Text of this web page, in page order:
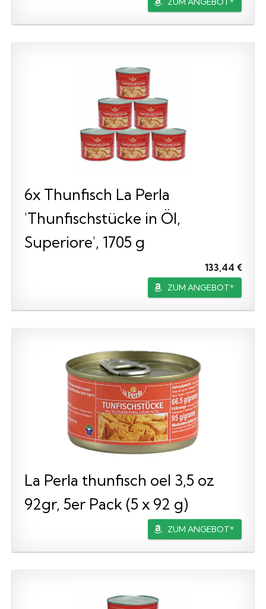
6x Thunfisch La Perla
'Thunfischstücke in Öl,
Superiore', 1705 g
133,44 €
ZUM ANGEBOT*
La Perla thunfisch oel 3,5 oz
92gr, 5er Pack (5 x 92 g)
ZUM ANGEBOT*